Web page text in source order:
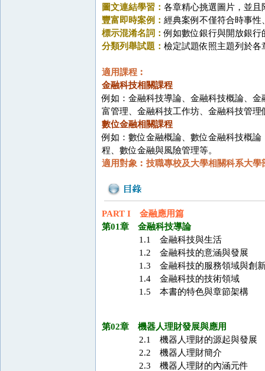
圖文連結學習：各章精心挑選圖片，並
豐富即時案例：經典案例不僅符合時事
標示混淆名詞：例如數位銀行與開放銀
分類列舉試題：檢定試題依照主題列於
適用課程︰
金融科技相關課程
例如：金融科技導論、金融科技概論、
富管理、金融科技工作坊、金融科技管理
數位金融相關課程
例如：數位金融概論、數位金融科技概
程、數位金融與風險管理等。
適用對象︰技職專校及大學相關科系大
PART I 金融應用篇
第01章 金融科技導論
1.1 金融科技與生活
1.2 金融科技的意涵與發展
1.3 金融科技的服務領域與創
1.4 金融科技的技術領域
1.5 本書的特色與章節架構
第02章 機器人理財發展與應用
2.1 機器人理財的源起與發展
2.2 機器人理財簡介
2.3 機器人理財的內涵元件